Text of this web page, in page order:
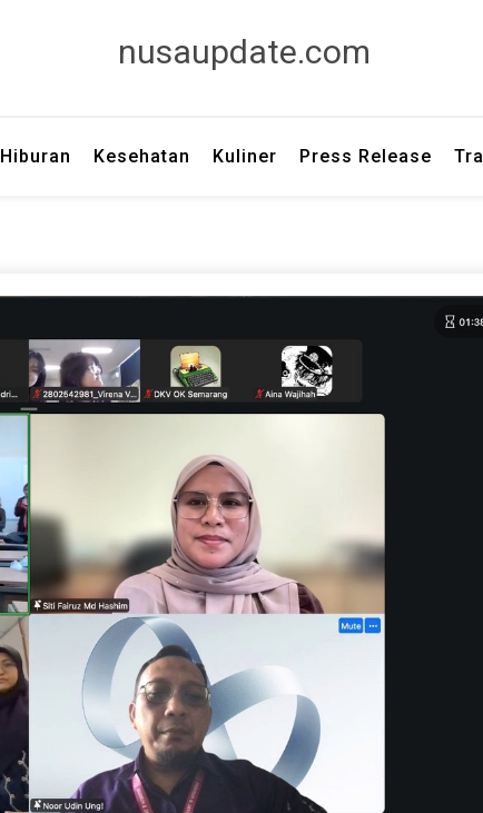
nusaupdate.com
Hiburan Kesehatan Kuliner Press Release